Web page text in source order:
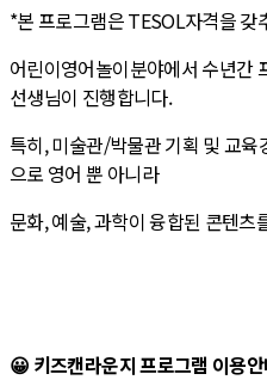
*본 프로그램은 TESOL자격을 갖
어린이영어놀이분야에서 수년간
선생님이 진행합니다.
특히, 미술관/박물관 기획 및 교
으로 영어 뿐 아니라
문화, 예술, 과학이 융합된 콘텐츠
😀 키즈캔라운지 프로그램 이용